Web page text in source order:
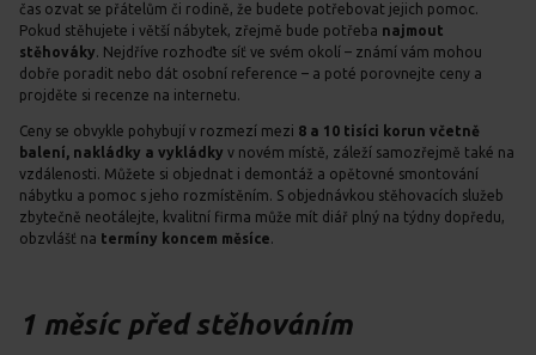
čas ozvat se přátelům či rodině, že budete potřebovat jejich pomoc.
Pokud stěhujete i větší nábytek, zřejmě bude potřeba najmout
stěhováky. Nejdříve rozhoďte síť ve svém okolí – známí vám mohou
dobře poradit nebo dát osobní reference – a poté porovnejte ceny a
projděte si recenze na internetu.
Ceny se obvykle pohybují v rozmezí mezi 8 a 10 tisíci korun včetně
balení, nakládky a vykládky v novém místě, záleží samozřejmě také na
vzdálenosti. Můžete si objednat i demontáž a opětovné smontování
nábytku a pomoc s jeho rozmístěním. S objednávkou stěhovacích služeb
zbytečně neotálejte, kvalitní firma může mít diář plný na týdny dopředu,
obzvlášť na termíny koncem měsíce.
1 měsíc před stěhováním